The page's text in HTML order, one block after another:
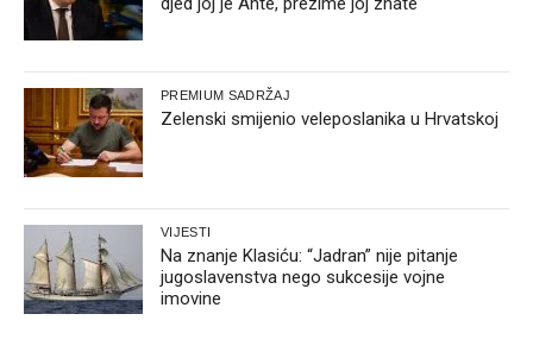
PREMIUM SADRŽAJ
Zelenski smijenio veleposlanika u Hrvatskoj
VIJESTI
Na znanje Klasiću: “Jadran” nije pitanje
jugoslavenstva nego sukcesije vojne
imovine